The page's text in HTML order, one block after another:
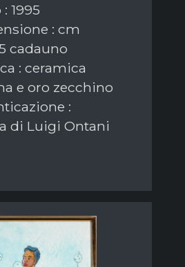
1995
: cm
cadauno
: ceramica
e oro zecchino
:
di Luigi Ontani